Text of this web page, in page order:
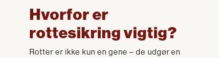
Hvorfor er
rottesikring vigtig?
Rotter er ikke kun en gene – de udgør en